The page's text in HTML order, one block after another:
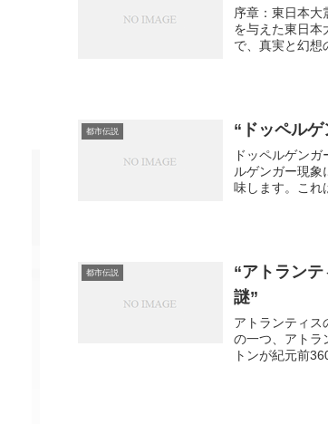
序章：東日本大
を与えた東日本
で、真実と幻想
都市伝説 “ドッペル
ドッペルゲン
ルゲンガー現
味します。これ
都市伝説
“アトラン
謎”
アトランティス
の一つ、アトラ
トンが紀元前